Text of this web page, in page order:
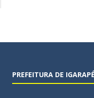
PREFEITURA DE